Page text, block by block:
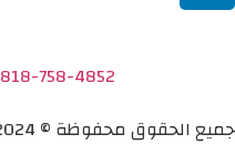
818-758-4852
جميع الحقوق محفوظة © 2024